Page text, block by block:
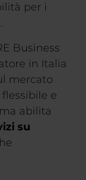
per i
Business
in Italia
mercato
e
abilita
su